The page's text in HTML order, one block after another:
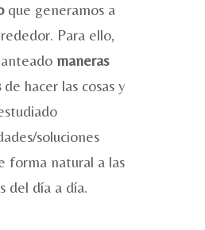
que generamos a
Para ello,
maneras
de hacer las cosas y
soluciones
forma natural a las
del día a día.